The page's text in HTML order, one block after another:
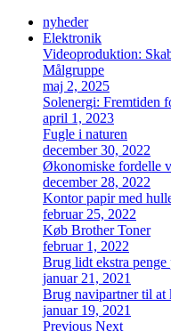
nyheder
Elektronik
Videoproduktion:
Målgruppe
maj 2, 2025
Solenergi: Fremtiden
april 1, 2023
Fugle i naturen
december 30, 2022
Økonomiske fordelle
december 28, 2022
Kontor papir med
februar 25, 2022
Køb Brother Toner
februar 1, 2022
Brug lidt ekstra
januar 21, 2021
Brug navipartner til at
januar 19, 2021
Previous Next